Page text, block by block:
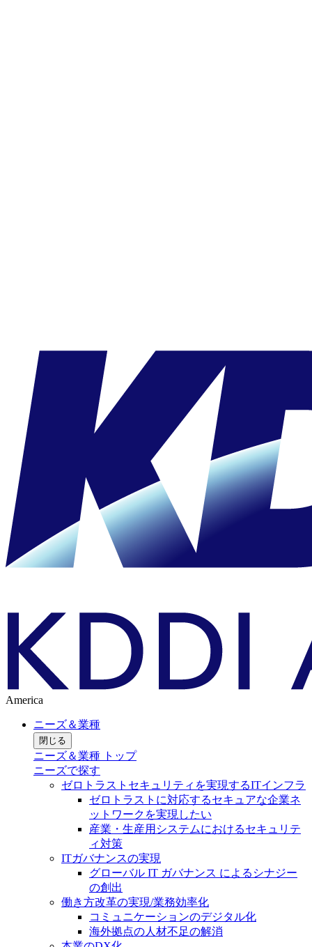
America
ニーズ＆業種
閉じる
ニーズ＆業種 トップ
ニーズで探す
ゼロトラストセキュリティを実現するITインフラ
ゼロトラストに対応するセキュアな企業ネ
ットワークを実現したい
産業・生産用システムにおけるセキュリテ
ィ対策
ITガバナンスの実現
グローバル IT ガバナンス によるシナジー
の創出
働き方改革の実現/業務効率化
コミュニケーションのデジタル化
海外拠点の人材不足の解消